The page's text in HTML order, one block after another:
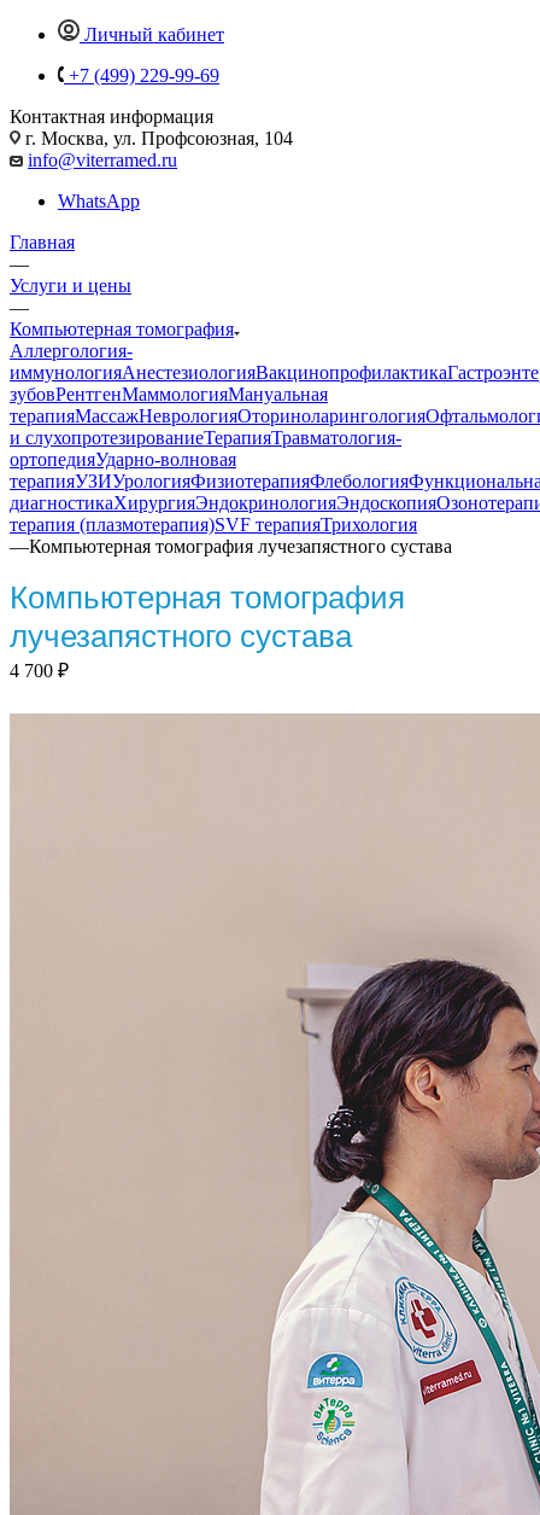
Личный кабинет
+7 (499) 229-99-69
Контактная информация
г. Москва, ул. Профсоюзная, 104
info@viterramed.ru
WhatsApp
Главная
—
Услуги и цены
—
Компьютерная томография
Аллергология-
иммунологияАнестезиологияВакцинопрофилактика
зубовРентгенМаммологияМануальная
терапияМассажНеврологияОториноларингология
и слухопротезированиеТерапияТравматология-
ортопедияУдарно-волновая
терапияУЗИУрологияФизиотерапияФлебология
диагностикаХирургияЭндокринологияЭндоскопия
терапия (плазмотерапия)SVF терапияТрихология
—Компьютерная томография лучезапястного сустава
Компьютерная томография
лучезапястного сустава
4 700 ₽